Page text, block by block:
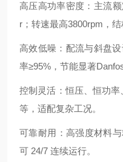
高压高功率密度：主流
r；转速最高3800rpm，结
高效低噪：配流与斜盘
率≥95%，节能显著
控制灵活：恒压、恒功
等，适配复杂工况。
可靠耐用：高强度材料
可 24/7 连续运行。